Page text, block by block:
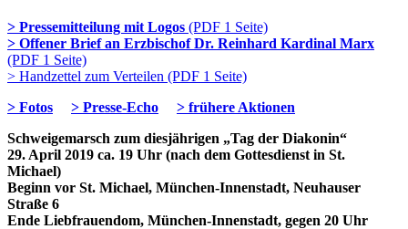
> Pressemitteilung mit Logos (PDF 1 Seite)
> Offener Brief an Erzbischof Dr. Reinhard Kardinal Marx
(PDF 1 Seite)
> Handzettel zum Verteilen (PDF 1 Seite)
> Fotos
> Presse-Echo
> frühere Aktionen
Schweigemarsch zum diesjährigen „Tag der Diakonin“
29. April 2019 ca. 19 Uhr (nach dem Gottesdienst in St.
Michael)
Beginn vor St. Michael, München-Innenstadt, Neuhauser
Straße 6
Ende Liebfrauendom, München-Innenstadt, gegen 20 Uhr